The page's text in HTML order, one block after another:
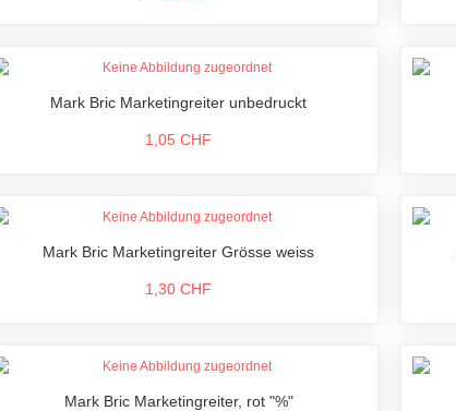
Mark Bric Marketingreiter unbedruckt
1,05 CHF
Mark Bric Marketingreiter Grösse weiss
1,30 CHF
Mark Bric Marketingreiter, rot "%"